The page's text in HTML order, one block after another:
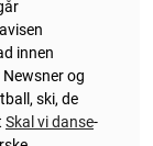
innen
og
ski, de
Skal vi danse-